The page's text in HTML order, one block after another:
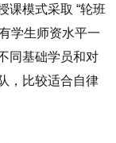
课模式采取 “轮班
学生师资水平一
同基础学员和对
，比较适合自律